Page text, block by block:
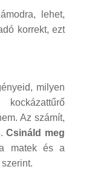
lehet,
korrekt, ezt
milyen
Az számít,
Csináld meg
matek és a